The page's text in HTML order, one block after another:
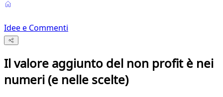
Idee e Commenti
Il valore aggiunto del non profit è nei
numeri (e nelle scelte)